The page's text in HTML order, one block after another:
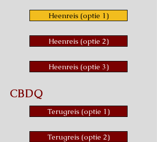
Heenreis (optie 1)
Heenreis (optie 2)
Heenreis (optie 3)
CBDQ
Terugreis (optie 1)
Terugreis (optie 2)